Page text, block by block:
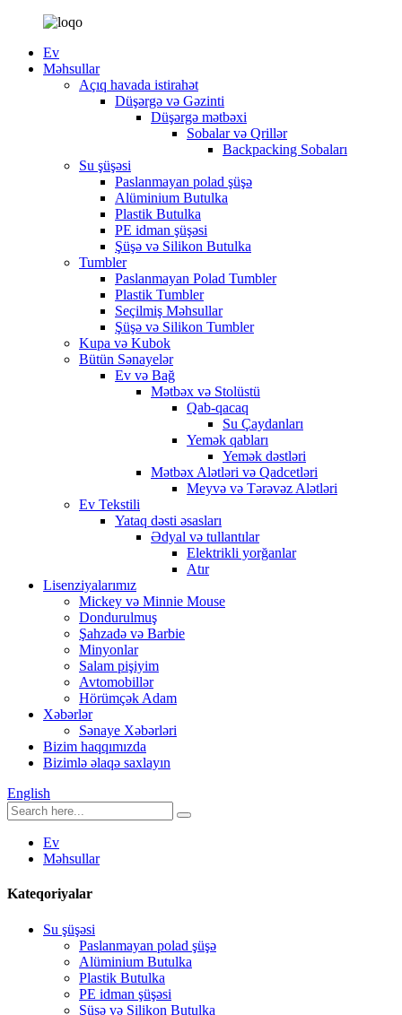
Ev
Məhsullar
Açıq havada istirahət
Düşərgə və Gəzinti
Düşərgə mətbəxi
Sobalar və Qrillər
Backpacking Sobaları
Su şüşəsi
Paslanmayan polad şüşə
Alüminium Butulka
Plastik Butulka
PE idman şüşəsi
Şüşə və Silikon Butulka
Tumbler
Paslanmayan Polad Tumbler
Plastik Tumbler
Seçilmiş Məhsullar
Şüşə və Silikon Tumbler
Kupa və Kubok
Bütün Sənayelər
Ev və Bağ
Mətbəx və Stolüstü
Qab-qacaq
Su Çaydanları
Yemək qabları
Yemək dəstləri
Mətbəx Alətləri və Qadcetləri
Meyvə və Tərəvəz Alətləri
Ev Tekstili
Yataq dəsti əsasları
Ədyal və tullantılar
Elektrikli yorğanlar
Atır
Lisenziyalarımız
Mickey və Minnie Mouse
Dondurulmuş
Şahzadə və Barbie
Minyonlar
Salam pişiyim
Avtomobillər
Hörümçək Adam
Xəbərlər
Sənaye Xəbərləri
Bizim haqqımızda
Bizimlə əlaqə saxlayın
English
Ev
Məhsullar
Kateqoriyalar
Su şüşəsi
Paslanmayan polad şüşə
Alüminium Butulka
Plastik Butulka
PE idman şüşəsi
Şüşə və Silikon Butulka